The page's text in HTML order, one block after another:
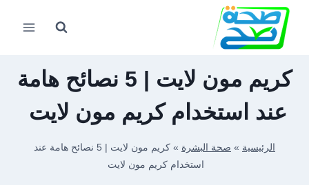
التجاوز
المحتوى
كريم مون لايت | 5 نصائح هامة
عند استخدام كريم مون لايت
الرئيسية » صحة البشرة »
كريم مون لايت | 5 نصائح هامة عند
استخدام كريم مون لايت